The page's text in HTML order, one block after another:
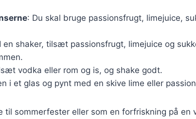
: Du skal bruge passionsfrugt, limejuice,
en shaker, tilsæt passionsfrugt, limejuice og
vodka eller rom og is, og shake godt.
i et glas og pynt med en skive lime eller
til sommerfester eller som en forfriskning på en